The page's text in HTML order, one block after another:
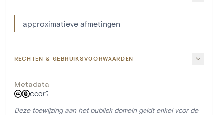
approximatieve afmetingen
RECHTEN & GEBRUIKSVOORWAARDEN
Metadata
CC0
Deze toewijzing aan het publiek domein geldt enkel voor de